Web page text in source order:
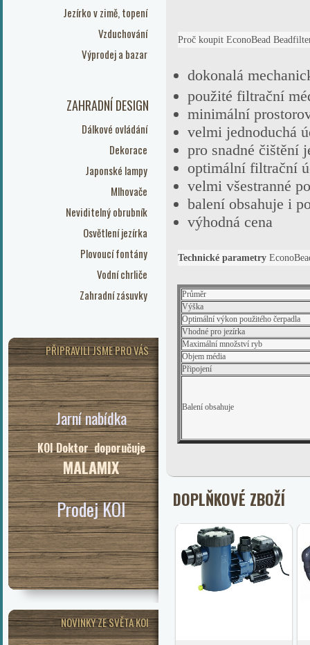
Jezírko v zimě, topení
Vzduchování
Výprodej a bazar
ZAHRADNÍ DESIGN
Dálkové ovládání
Dekorace
Japonské lampy
Mlhovače
Neviditelný obrubník
Osvětlení jezírka
Plovoucí fontány
Vodní chrliče
Zahradní zásuvky
PŘIPRAVILI JSME PRO VÁS
Jarní nabídka
KOI Doktor doporučuje
MALAMIX
Prodej KOI
NOVINKY ZE SVĚTA KOI
Proč koupit EconoBead
dokonalá
použité filtrační
minimální
velmi jednoduchá
pro snadné čištění
optimální filtrační
velmi všestranné
balení obsahuje i
výhodná cena
Technické parametry
Průměr
Výška
Optimální výkon použitého čerpadla
Vhodné pro jezírka
Maximální množství ryb
Objem média
Připojení
Balení obsahuje
DOPLŇKOVÉ ZBOŽÍ